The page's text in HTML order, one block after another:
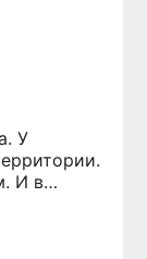
У
И в
В
Любые